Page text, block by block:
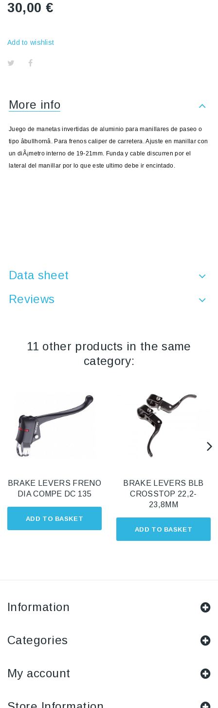
30,00 €
Add to wishlist
More info
Juego de manetas invertidas de aluminio para manillares de paseo o
tipo âbullhornâ. Para frenos caliper de carretera. Ajuste en manillar con
un diÃ¡metro interno de 19-21mm. Funda y cable discurren por el
lateral del manillar por lo que este ultimo debe ir encintado.
Data sheet
Reviews
11 other products in the same
category:
ADD TO BASKET
BRAKE LEVERS FRENO
DIA COMPE DC 135
ADD TO BASKET
BRAKE LEVERS BLB
CROSSTOP 22,2-
23,8MM
Information
Categories
My account